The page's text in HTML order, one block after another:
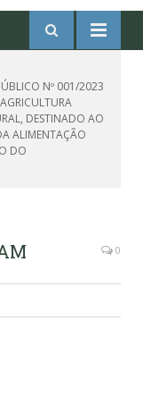
Nº 001/2023
DESTINADO AO
ALIMENTAÇÃO
DO
0